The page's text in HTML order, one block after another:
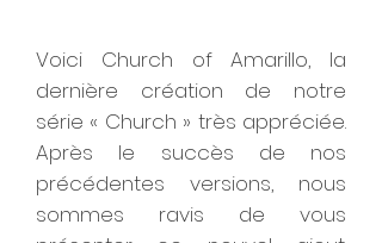
Voici Church of Amarillo, la
dernière création de notre
série « Church » très appréciée.
Après le succès de nos
précédentes versions, nous
sommes ravis de vous